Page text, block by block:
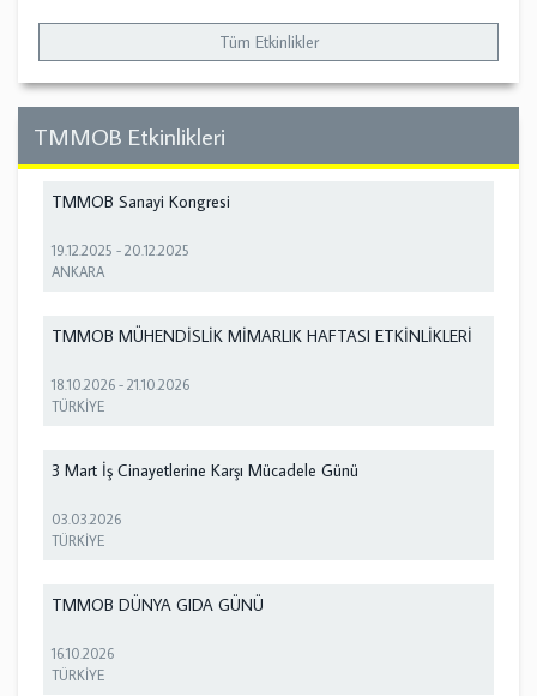
Tüm Etkinlikler
TMMOB Etkinlikleri
TMMOB Sanayi Kongresi
19.12.2025 -20.12.2025
ANKARA
TMMOB MÜHENDİSLİK MİMARLIK HAFTASI ETKİNLİKLERİ
18.10.2026 -21.10.2026
TÜRKİYE
3 Mart İş Cinayetlerine Karşı Mücadele Günü
03.03.2026
TÜRKİYE
TMMOB DÜNYA GIDA GÜNÜ
16.10.2026
TÜRKİYE